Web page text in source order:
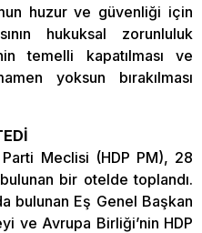
huzur ve güvenliği için
hukuksal zorunluluk
temelli kapatılması ve
yoksun bırakılması
Meclisi (HDP PM), 28
bir otelde toplandı.
bulunan Eş Genel Başkan
ve Avrupa Birliği’nin HDP